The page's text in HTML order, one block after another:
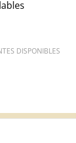
DISPONIBLES